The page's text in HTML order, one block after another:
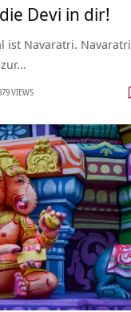
Devi in dir!
ist Navaratri. Navaratri
VIEWS